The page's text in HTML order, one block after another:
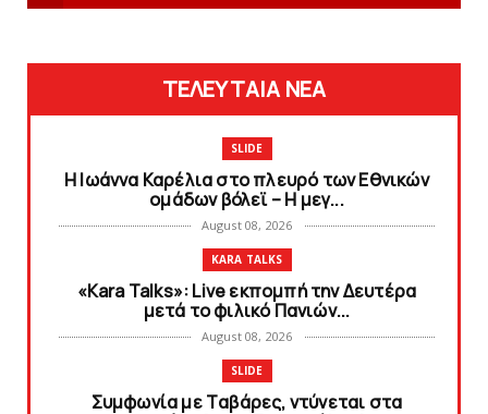
ΤΕΛΕΥΤΑΙΑ ΝΕΑ
SLIDE
Η Ιωάννα Καρέλια στο πλευρό των Εθνικών
ομάδων βόλεϊ – H μεγ...
August 08, 2026
KARA TALKS
«Kara Talks»: Live εκπομπή την Δευτέρα
μετά το φιλικό Πανιών...
August 08, 2026
SLIDE
Συμφωνία με Tαβάρες, ντύνεται στα